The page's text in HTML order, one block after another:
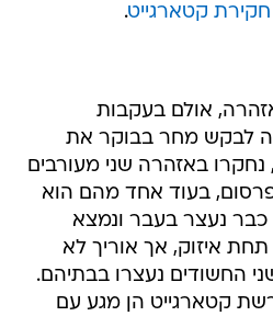
חקירת קטארגייט.
אולם בעקבות
לבקש מחר בבוקר את
באזהרה שני מעורבים
בעוד אחד מהם הוא
כבר נעצר בעבר ונמצא
איזוק, אך אוריך לא
החשודים נעצרו בבתיהם.
קטארגייט הן מגע עם